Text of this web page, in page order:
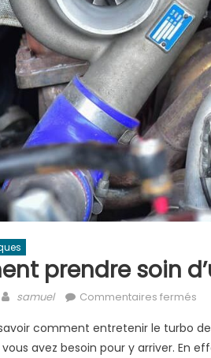
prendre soin
Author
samuel Commentaires fermés
comment entretenir le turbo
avez besoin pour y arriver. En